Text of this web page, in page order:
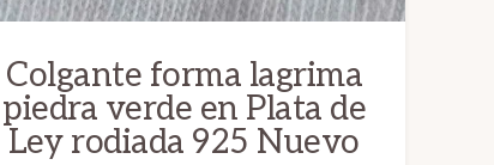
Colgante forma lagrima
piedra verde en Plata de
Ley rodiada 925 Nuevo